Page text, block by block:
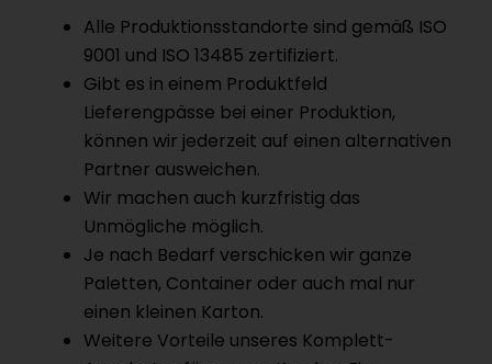
Alle Produktionsstandorte sind gemäß ISO
9001 und ISO 13485 zertifiziert.
Gibt es in einem Produktfeld
Lieferengpässe bei einer Produktion,
können wir jederzeit auf einen alternativen
Partner ausweichen.
Wir machen auch kurzfristig das
Unmögliche möglich.
Je nach Bedarf verschicken wir ganze
Paletten, Container oder auch mal nur
einen kleinen Karton.
Weitere Vorteile unseres Komplett-